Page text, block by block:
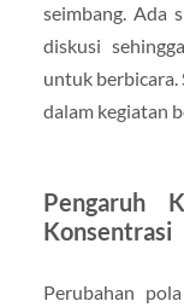
seimbang. Ada
diskusi
untuk berbicara.
dalam kegiatan
Pengaruh
Konsentrasi
Perubahan